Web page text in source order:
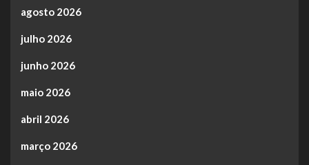
agosto 2026
julho 2026
junho 2026
maio 2026
abril 2026
março 2026